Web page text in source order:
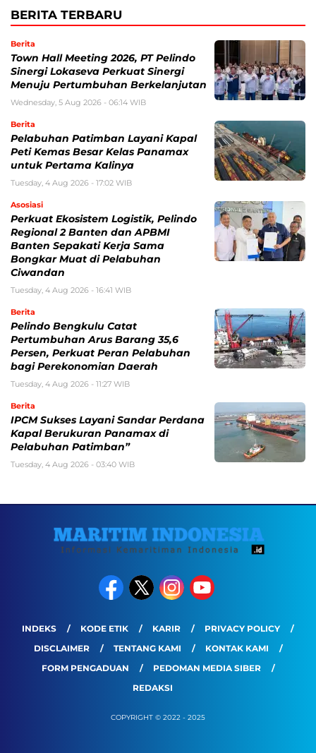
BERITA TERBARU
Berita
Town Hall Meeting 2026, PT Pelindo
Sinergi Lokaseva Perkuat Sinergi
Menuju Pertumbuhan Berkelanjutan
Wednesday, 5 Aug 2026 - 06:14 WIB
Berita
Pelabuhan Patimban Layani Kapal
Peti Kemas Besar Kelas Panamax
untuk Pertama Kalinya
Tuesday, 4 Aug 2026 - 17:02 WIB
Asosiasi
Perkuat Ekosistem Logistik, Pelindo
Regional 2 Banten dan APBMI
Banten Sepakati Kerja Sama
Bongkar Muat di Pelabuhan
Ciwandan
Tuesday, 4 Aug 2026 - 16:41 WIB
Berita
Pelindo Bengkulu Catat
Pertumbuhan Arus Barang 35,6
Persen, Perkuat Peran Pelabuhan
bagi Perekonomian Daerah
Tuesday, 4 Aug 2026 - 11:27 WIB
Berita
IPCM Sukses Layani Sandar Perdana
Kapal Berukuran Panamax di
Pelabuhan Patimban”
Tuesday, 4 Aug 2026 - 03:40 WIB
INDEKS KODE ETIK KARIR
PRIVACY POLICY
DISCLAIMER
TENTANG KAMI
KONTAK KAMI
FORM PENGADUAN
PEDOMAN MEDIA SIBER
REDAKSI
COPYRIGHT © 2022 - 2025